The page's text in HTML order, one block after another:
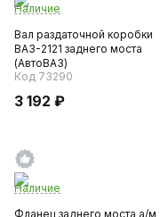
Наличие
Вал раздаточной коробки
ВАЗ-2121 заднего моста
(АвтоВАЗ)
Код 73290
3 192 ₽
Наличие
Фланец заднего моста а/м